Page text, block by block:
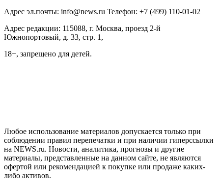
Адрес эл.почты: info@news.ru Телефон: +7 (499) 110-01-02
Адрес редакции: 115088, г. Москва, проезд 2-й
Южнопортовый, д. 33, стр. 1,
18+, запрещено для детей.
Любое использование материалов допускается только при
соблюдении правил перепечатки и при наличии гиперссылки
на NEWS.ru. Новости, аналитика, прогнозы и другие
материалы, представленные на данном сайте, не являются
офертой или рекомендацией к покупке или продаже каких-
либо активов.